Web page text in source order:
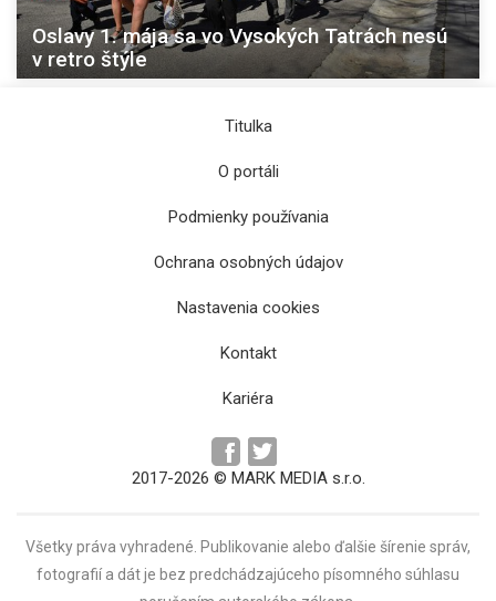
Oslavy 1. mája sa vo Vysokých Tatrách nesú
v retro štýle
Titulka
O portáli
Podmienky používania
Ochrana osobných údajov
Nastavenia cookies
Kontakt
Kariéra
2017-2026 © MARK MEDIA s.r.o.
Všetky práva vyhradené. Publikovanie alebo ďalšie šírenie správ,
fotografií a dát je bez predchádzajúceho písomného súhlasu